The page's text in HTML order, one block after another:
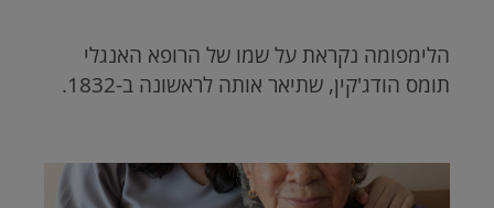
הלימפומה נקראת על שמו של הרופא האנגלי
תומס הודג'קין, שתיאר אותה לראשונה ב-1832.